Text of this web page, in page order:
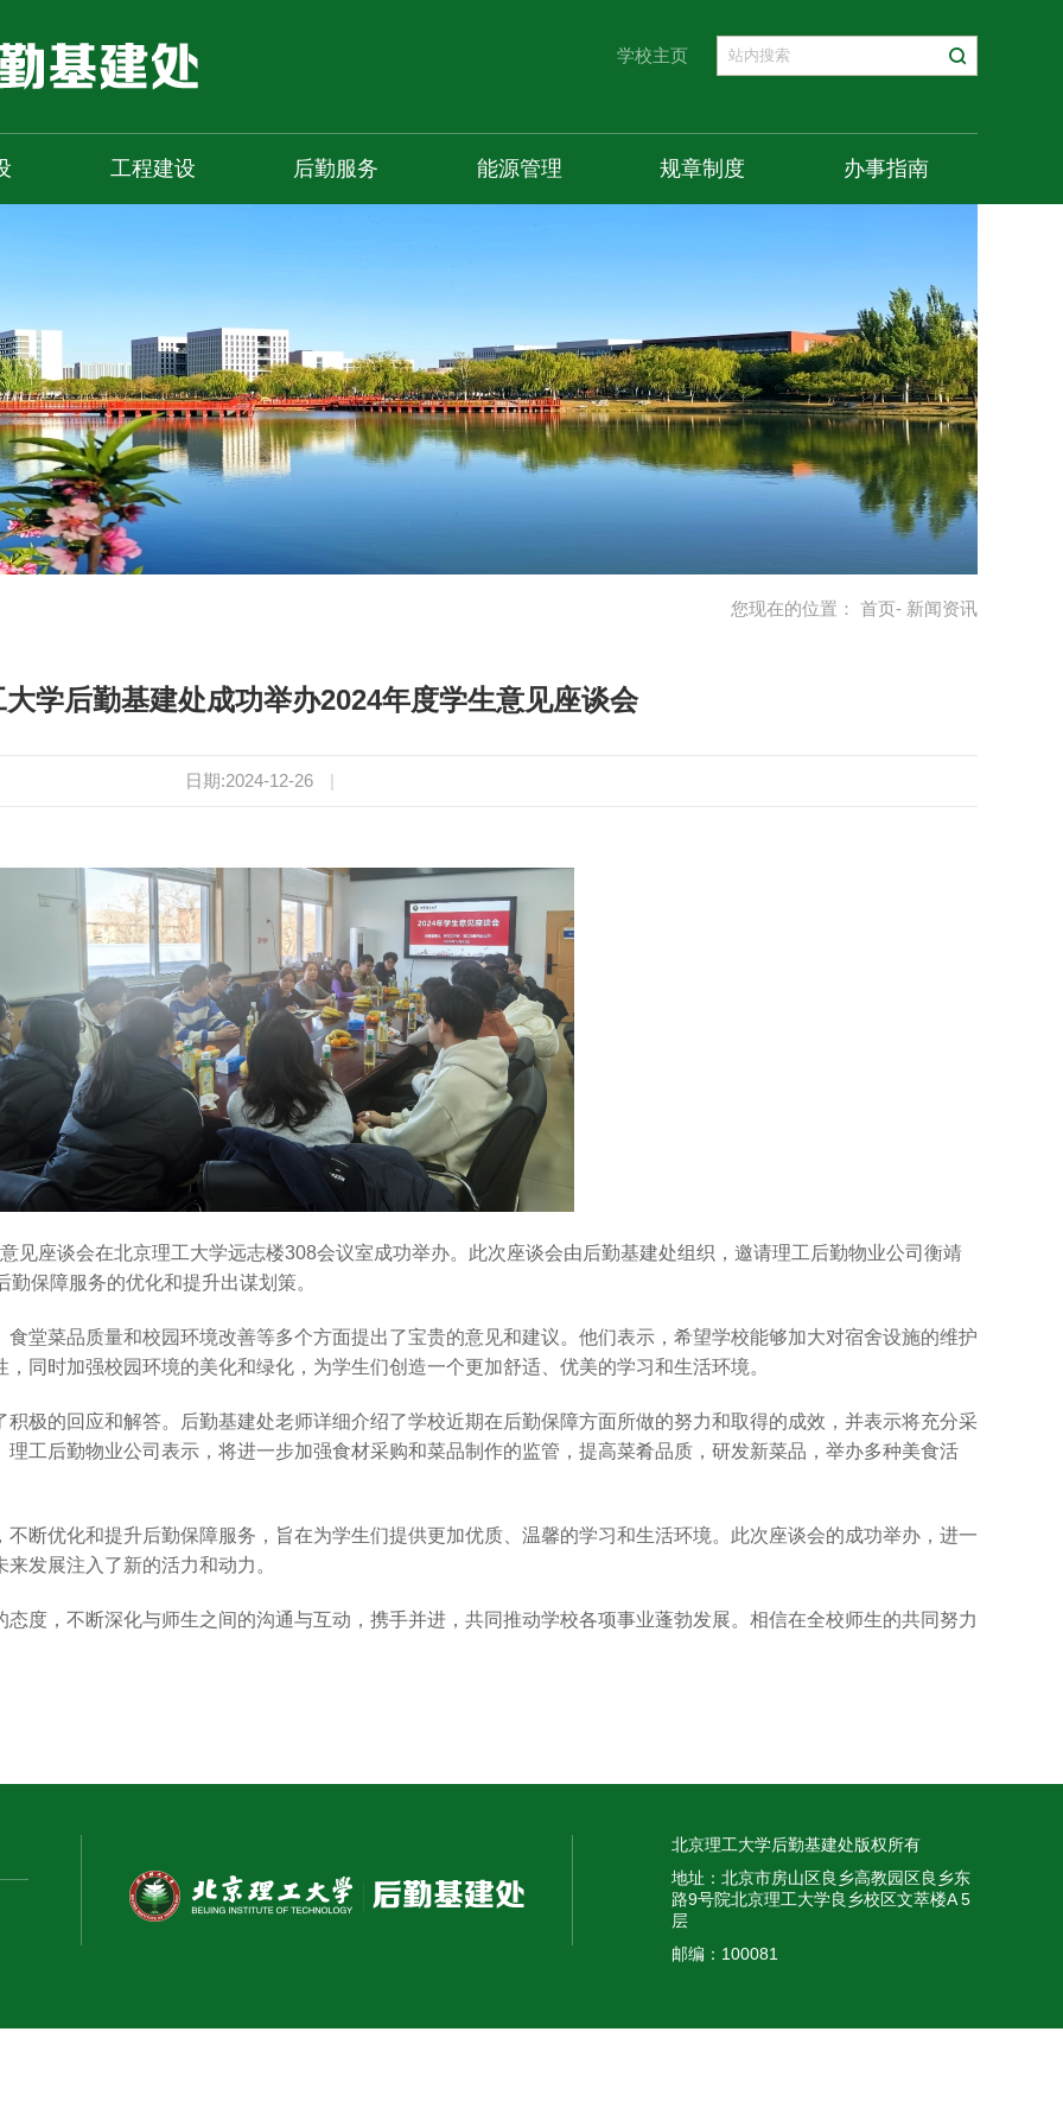
学校主页
工程建设 后勤服务 能源管理 规章制度 办事指南
您现在的位置： 首页- 新闻资讯
学后勤基建处成功举办2024年度学生意见座谈会
日期:2024-12-26
见座谈会在北京理工大学远志楼308会议室成功举办。此次座谈会由后勤基建处组织，邀请理工后勤物业公司衡靖
保障服务的优化和提升出谋划策。
堂菜品质量和校园环境改善等多个方面提出了宝贵的意见和建议。他们表示，希望学校能够加大对宿舍设施的维护
同时加强校园环境的美化和绿化，为学生们创造一个更加舒适、优美的学习和生活环境。
极的回应和解答。后勤基建处老师详细介绍了学校近期在后勤保障方面所做的努力和取得的成效，并表示将充分采
工后勤物业公司表示，将进一步加强食材采购和菜品制作的监管，提高菜肴品质，研发新菜品，举办多种美食活
断优化和提升后勤保障服务，旨在为学生们提供更加优质、温馨的学习和生活环境。此次座谈会的成功举办，进一
发展注入了新的活力和动力。
度，不断深化与师生之间的沟通与互动，携手并进，共同推动学校各项事业蓬勃发展。相信在全校师生的共同努力
北京理工大学后勤基建处版权所有
地址：北京市房山区良乡高教园区良乡东
路9号院北京理工大学良乡校区文萃楼A 5
层
邮编：100081